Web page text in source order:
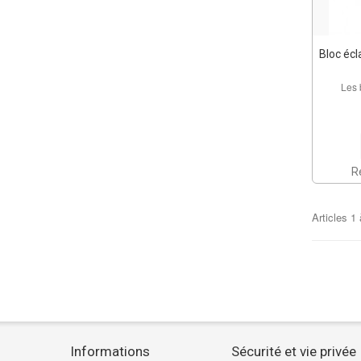
Bloc
Les
Articles 1
Informations Sécurité et vie privée